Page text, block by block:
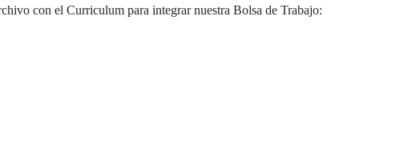
con el Curriculum para integrar nuestra Bolsa de Trabajo: